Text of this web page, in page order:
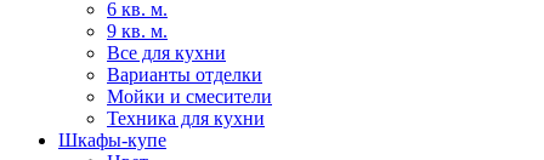
6 кв. м.
9 кв. м.
Все для кухни
Варианты отделки
Мойки и смесители
Техника для кухни
Шкафы-купе